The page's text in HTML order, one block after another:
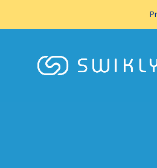
We've waited until we were sure
your visit... Is that OK with you?